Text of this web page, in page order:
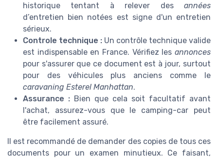
historique tentant à relever des années
d’entretien bien notées est signe d'un entretien
sérieux.
Controle technique : Un contrôle technique valide
est indispensable en France. Vérifiez les annonces
pour s'assurer que ce document est à jour, surtout
pour des véhicules plus anciens comme le
caravaning Esterel Manhattan.
Assurance : Bien que cela soit facultatif avant
l'achat, assurez-vous que le camping-car peut
être facilement assuré.
Il est recommandé de demander des copies de tous ces
documents pour un examen minutieux. Ce faisant,